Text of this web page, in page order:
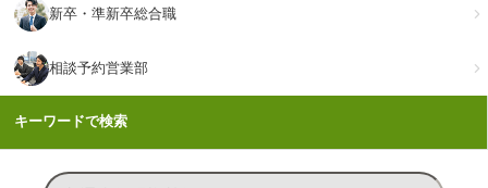
新卒・準新卒総合職
相談予約営業部
キーワードで検索